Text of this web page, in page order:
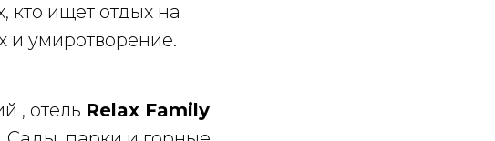
кто ищет отдых на
и умиротворение.
, отель Relax Family